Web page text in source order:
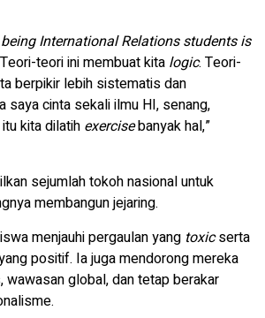
International Relations students is
teori ini membuat kita logic. Teori-
berpikir lebih sistematis dan
saya cinta sekali ilmu HI, senang,
kita dilatih exercisebanyak hal,”
sejumlah tokoh nasional untuk
membangun jejaring.
menjauhi pergaulan yang toxicserta
positif. Ia juga mendorong mereka
wawasan global, dan tetap berakar